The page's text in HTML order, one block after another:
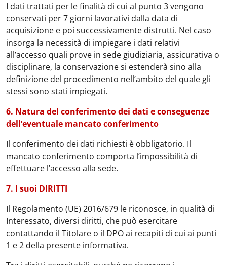
I dati trattati per le finalità di cui al punto 3 vengono
conservati per 7 giorni lavorativi dalla data di
acquisizione e poi successivamente distrutti. Nel caso
insorga la necessità di impiegare i dati relativi
all’accesso quali prove in sede giudiziaria, assicurativa o
disciplinare, la conservazione si estenderà sino alla
definizione del procedimento nell’ambito del quale gli
stessi sono stati impiegati.
6. Natura del conferimento dei dati e conseguenze
dell’eventuale mancato conferimento
Il conferimento dei dati richiesti è obbligatorio. Il
mancato conferimento comporta l’impossibilità di
effettuare l’accesso alla sede.
7. I suoi DIRITTI
Il Regolamento (UE) 2016/679 le riconosce, in qualità di
Interessato, diversi diritti, che può esercitare
contattando il Titolare o il DPO ai recapiti di cui ai punti
1 e 2 della presente informativa.